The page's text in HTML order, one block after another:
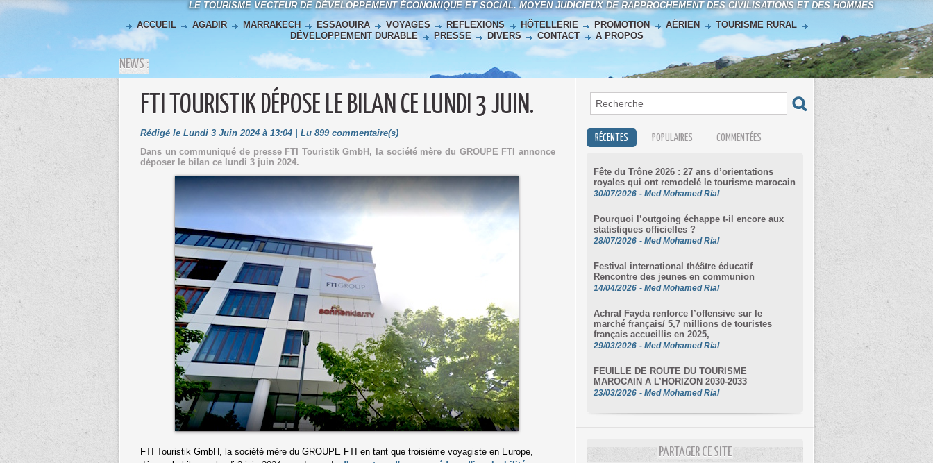
LE TOURISME VECTEUR DE DÉVELOPPEMENT ÉCONOMIQUE ET SOCIAL. MOYEN JUDICIEUX DE RAPPROCHEMENT DES CIVILISATIONS ET DES HOMMES
ACCUEIL
AGADIR MARRAKECH ESSAOUIRA VOYAGES REFLEXIONS HÔTELLERIE PROMOTION AÉRIEN
TOURISME RURAL
DÉVELOPPEMENT DURABLE
PRESSE DIVERS CONTACT A PROPOS
NEWS :
FTI TOURISTIK DÉPOSE LE BILAN CE LUNDI 3 JUIN.
Rédigé le Lundi 3 Juin 2024 à 13:04 | Lu 899 commentaire(s)
Dans un communiqué de presse FTI Touristik GmbH, la société mère du GROUPE FTI annonce
déposer le bilan ce lundi 3 juin 2024.
FTI Touristik GmbH, la société mère du GROUPE FTI en tant que troisième voyagiste en Europe,
RÉCENTES POPULAIRES COMMENTÉES
Fête du Trône 2026 : 27 ans d’orientations
royales qui ont remodelé le tourisme marocain
30/07/2026 - Med Mohamed Rial
Pourquoi l’outgoing échappe t-il encore aux
statistiques officielles ?
28/07/2026 - Med Mohamed Rial
Festival international théâtre éducatif
Rencontre des jeunes en communion
14/04/2026 - Med Mohamed Rial
Achraf Fayda renforce l’offensive sur le
marché français/ 5,7 millions de touristes
français accueillis en 2025,
29/03/2026 - Med Mohamed Rial
FEUILLE DE ROUTE DU TOURISME
MAROCAIN A L’HORIZON 2030-2033
23/03/2026 - Med Mohamed Rial
PARTAGER CE SITE